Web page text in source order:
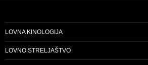
LOVNA KINOLOGIJA
LOVNO STRELJAŠTVO